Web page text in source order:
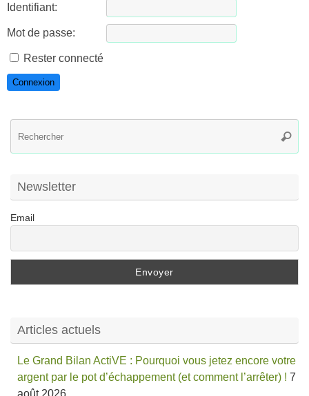
Identifiant:
Mot de passe:
Rester connecté
Connexion
Newsletter
Email
Articles actuels
Le Grand Bilan ActiVE : Pourquoi vous jetez encore votre
argent par le pot d’échappement (et comment l’arrêter) ! 7
août 2026